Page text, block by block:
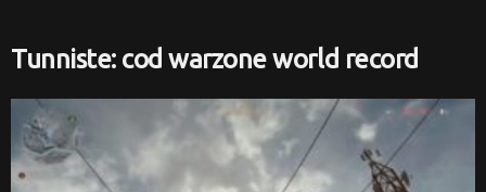
Tunniste: cod warzone world record